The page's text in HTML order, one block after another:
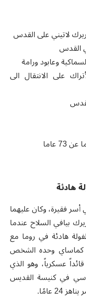
أجبره الأتراك على الانتقال الى
هادئة
أسر فقيرة، وكان عليهما
بيافي السلاح عندما
هادئة في روما مع
كماساي وحده الشخص
عسكرياً، وهو الذي
في كنيسة القديس